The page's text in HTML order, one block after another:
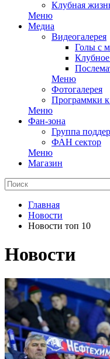
Клубная
Меню
Медиа
Видеогалерея
Голы с
Меню
Фотогалерея
Программки
Меню
Фан-зона
Группа
ФАН сектор
Меню
Магазин
Главная
Новости
Новости топ 10
Новости